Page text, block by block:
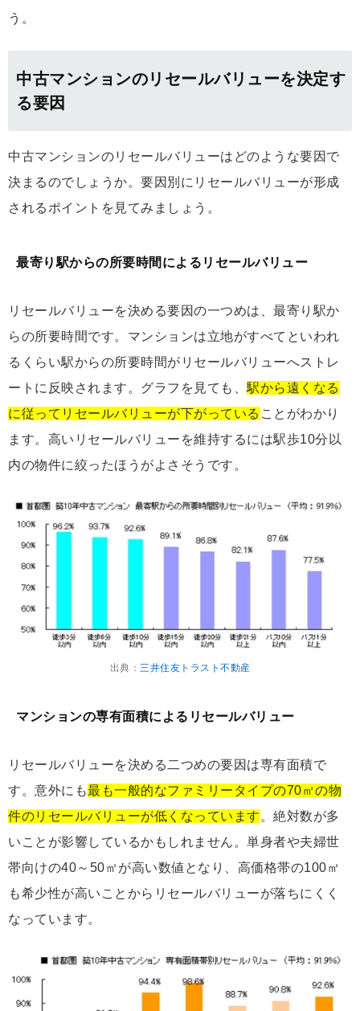
う。
中古マンションのリセールバリューを決定す
る要因
中古マンションのリセールバリューはどのような要因で
決まるのでしょうか。要因別にリセールバリューが形成
されるポイントを見てみましょう。
最寄り駅からの所要時間によるリセールバリュー
リセールバリューを決める要因の一つめは、最寄り駅か
らの所要時間です。マンションは立地がすべてといわれ
るくらい駅からの所要時間がリセールバリューへストレ
ートに反映されます。グラフを見ても、 駅から遠くなる
に従ってリセールバリューが下がっている ことがわかり
ます。高いリセールバリューを維持するには駅歩10分以
内の物件に絞ったほうがよさそうです。
出典： 三井住友トラスト不動産
マンションの専有面積によるリセールバリュー
リセールバリューを決める二つめの要因は専有面積で
す。意外にも最も一般的なファミリータイプの70㎡の物
件のリセールバリューが低くなっています 。絶対数が多
いことが影響しているかもしれません。単身者や夫婦世
帯向けの40～50㎡が高い数値となり、高価格帯の100㎡
も希少性が高いことからリセールバリューが落ちにくく
なっています。